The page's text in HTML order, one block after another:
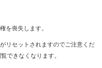
を喪失します。
リセットされますのでご注意くだ
できなくなります。